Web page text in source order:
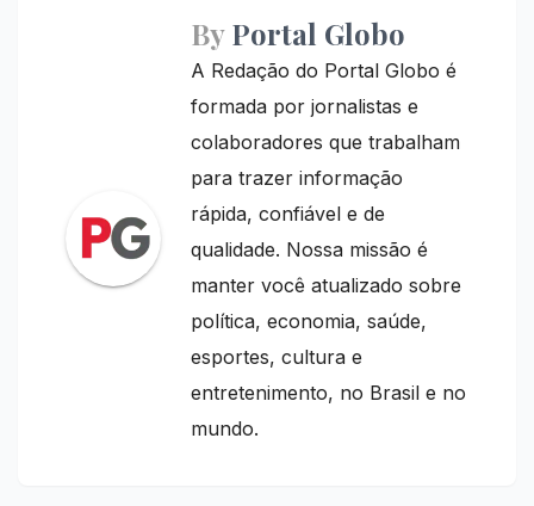
ByPortal Globo
A Redação do Portal Globo é
formada por jornalistas e
colaboradores que trabalham
para trazer informação
rápida, confiável e de
qualidade. Nossa missão é
manter você atualizado sobre
política, economia, saúde,
esportes, cultura e
entretenimento, no Brasil e no
mundo.